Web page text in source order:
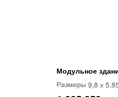
Модульное
Размеры 9,8 х